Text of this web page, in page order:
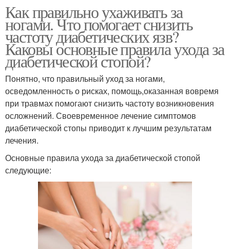
Как правильно ухаживать за
ногами. Что помогает снизить
частоту диабетических язв?
Каковы основные правила ухода за
диабетической стопой?
Понятно, что правильный уход за ногами,
осведомленность о рисках, помощь,оказанная вовремя
при травмах помогают снизить частоту возникновения
осложнений. Своевременное лечение симптомов
диабетической стопы приводит к лучшим результатам
лечения.
Основные правила ухода за диабетической стопой
следующие: